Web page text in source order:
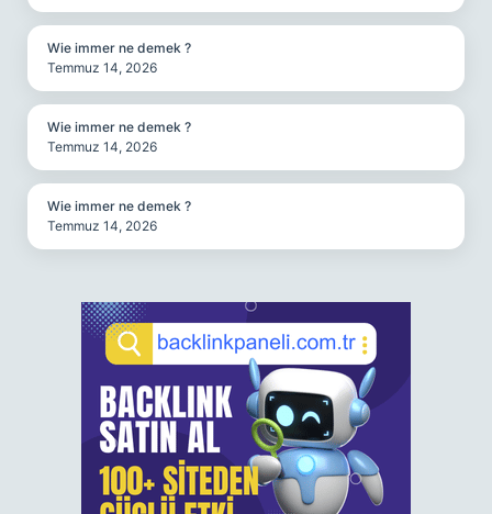
Wie immer ne demek ?
Temmuz 14, 2026
Wie immer ne demek ?
Temmuz 14, 2026
Wie immer ne demek ?
Temmuz 14, 2026